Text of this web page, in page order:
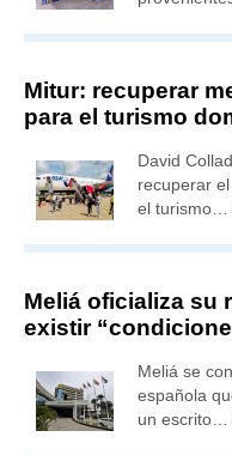
Mitur: recuperar
para el turismo
David
recuperar
el turismo…
Meliá oficializa su
existir
Meliá se
española
un escrito…